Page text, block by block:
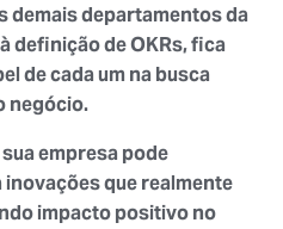
demais departamentos da
definição de OKRs, fica
de cada um na busca
negócio.
empresa pode
que realmente
impacto positivo no